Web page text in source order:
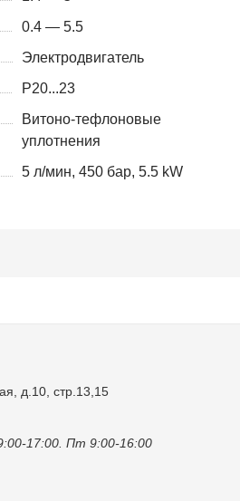
0.4 — 5.5
Электродвигатель
P20...23
Витоно-тефлоновые
уплотнения
5 л/мин, 450 бар, 5.5 kW
д.10, стр.13,15
17:00. Пт 9:00-16:00